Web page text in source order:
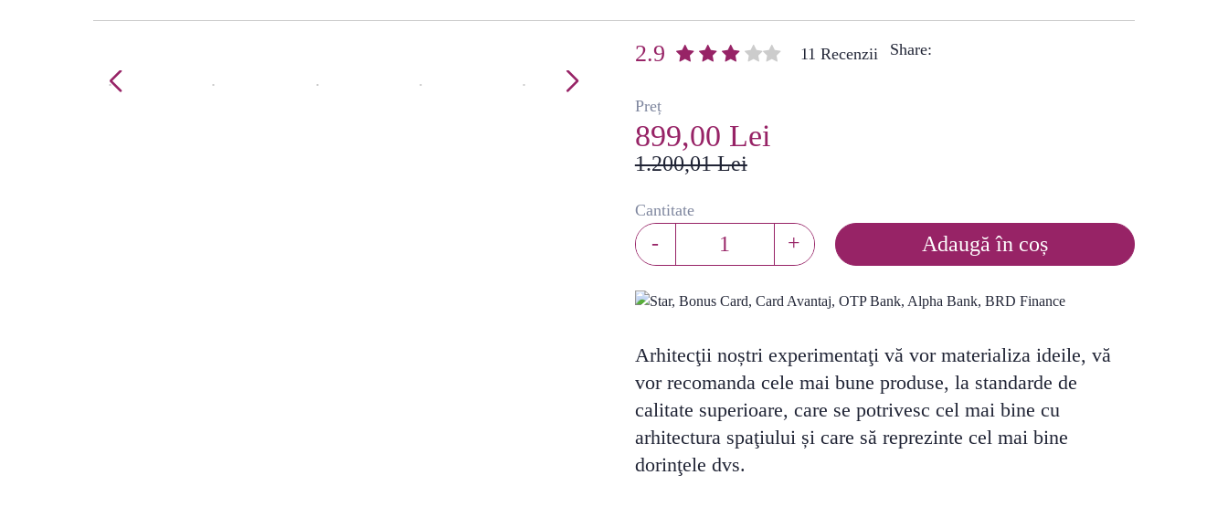
2.9 11 Share:
Preț
899,00 Lei
1.200,01 Lei
Cantitate
+
- Adaugă în coș
Arhitecţii noștri experimentaţi vă vor materializa ideile, vă
vor recomanda cele mai bune produse, la standarde de
calitate superioare, care se potrivesc cel mai bine cu
arhitectura spaţiului și care să reprezinte cel mai bine
dorinţele dvs.